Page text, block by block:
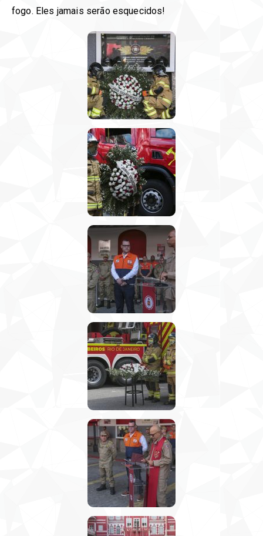
fogo. Eles jamais serão esquecidos!